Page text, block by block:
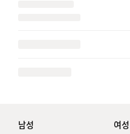
남성
여성